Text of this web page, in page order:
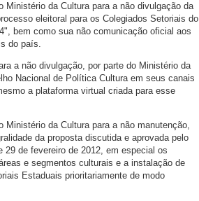
da Cultura para a não divulgação da
eleitoral para os Colegiados Setoriais do
bem como sua não comunicação oficial aos
do país.
a não divulgação, por parte do Ministério da
Nacional de Política Cultura em seus canais
a plataforma virtual criada para esse
da Cultura para a não manutenção,
da proposta discutida e aprovada pelo
29 de fevereiro de 2012, em especial os
e segmentos culturais e a instalação de
Estaduais prioritariamente de modo